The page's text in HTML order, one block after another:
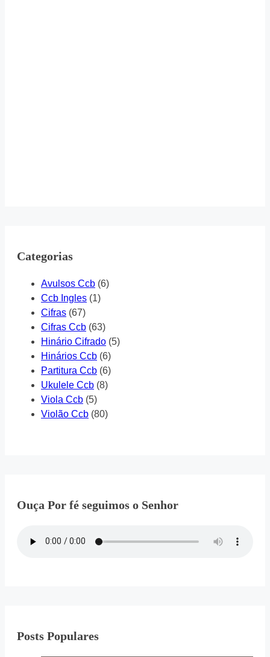
Categorias
Avulsos Ccb (6)
Ccb Ingles (1)
Cifras (67)
Cifras Ccb (63)
Hinário Cifrado (5)
Hinários Ccb (6)
Partitura Ccb (6)
Ukulele Ccb (8)
Viola Ccb (5)
Violão Ccb (80)
Ouça Por fé seguimos o Senhor
Posts Populares